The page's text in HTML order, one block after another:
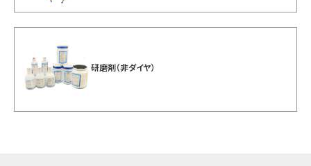
研磨剤（非ダイヤ）